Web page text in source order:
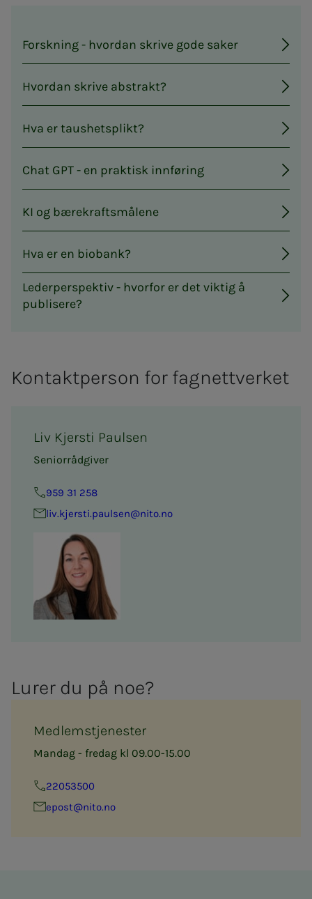
Forskning - hvordan skrive gode saker
Hvordan skrive abstrakt?
Hva er taushetsplikt?
Chat GPT - en praktisk innføring
KI og bærekraftsmålene
Hva er en biobank?
Lederperspektiv - hvorfor er det viktig å
publisere?
Kontaktperson for fagnettverket
Liv Kjersti Paulsen
Seniorrådgiver
959 31 258
liv.kjersti.paulsen@nito.no
Lu­­­rer du på noe?
Medlemstjenester
Mandag - fredag kl 09.00-15.00
22053500
epost@nito.no